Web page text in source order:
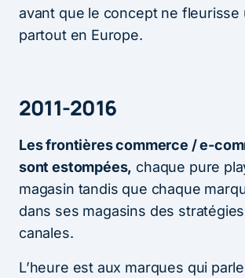
avant que le concept ne fleurisse
partout en Europe.
2011-2016
Les frontières commerce / e-
sont estompées, chaque pure
magasin tandis que chaque
dans ses magasins des
canales.
L’heure est aux marques qui